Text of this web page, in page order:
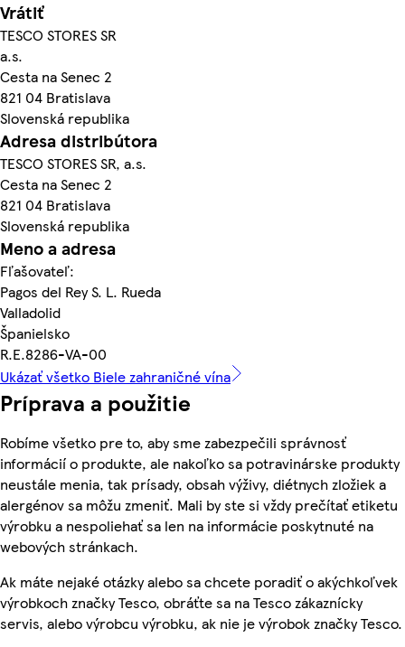
Vrátiť
TESCO STORES SR
a.s.
Cesta na Senec 2
821 04 Bratislava
Slovenská republika
Adresa distribútora
TESCO STORES SR, a.s.
Cesta na Senec 2
821 04 Bratislava
Slovenská republika
Meno a adresa
Fľašovateľ:
Pagos del Rey S. L. Rueda
Valladolid
Španielsko
R.E.8286-VA-00
Ukázať všetko Biele zahraničné vína
Príprava a použitie
Robíme všetko pre to, aby sme zabezpečili správnosť
informácií o produkte, ale nakoľko sa potravinárske produkty
neustále menia, tak prísady, obsah výživy, diétnych zložiek a
alergénov sa môžu zmeniť. Mali by ste si vždy prečítať etiketu
výrobku a nespoliehať sa len na informácie poskytnuté na
webových stránkach.
Ak máte nejaké otázky alebo sa chcete poradiť o akýchkoľvek
výrobkoch značky Tesco, obráťte sa na Tesco zákaznícky
servis, alebo výrobcu výrobku, ak nie je výrobok značky Tesco.